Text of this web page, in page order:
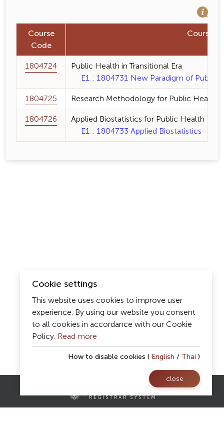
Course
Code
Course
1804724
Public Health in Transitional Era
E1 : 1804731 New Paradigm of Public
1804725
Research Methodology for Public Health
1804726
Applied Biostatistics for Public Health
E1 : 1804733 Applied Biostatistics 0
Cookie settings
This website uses cookies to improve user
experience. By using our website you consent
to all cookies in accordance with our Cookie
Policy. Read more
How to disable cookies ( English / Thai)
close